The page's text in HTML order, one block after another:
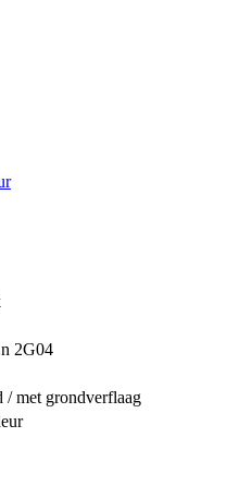
2G04
/ met grondverflaag